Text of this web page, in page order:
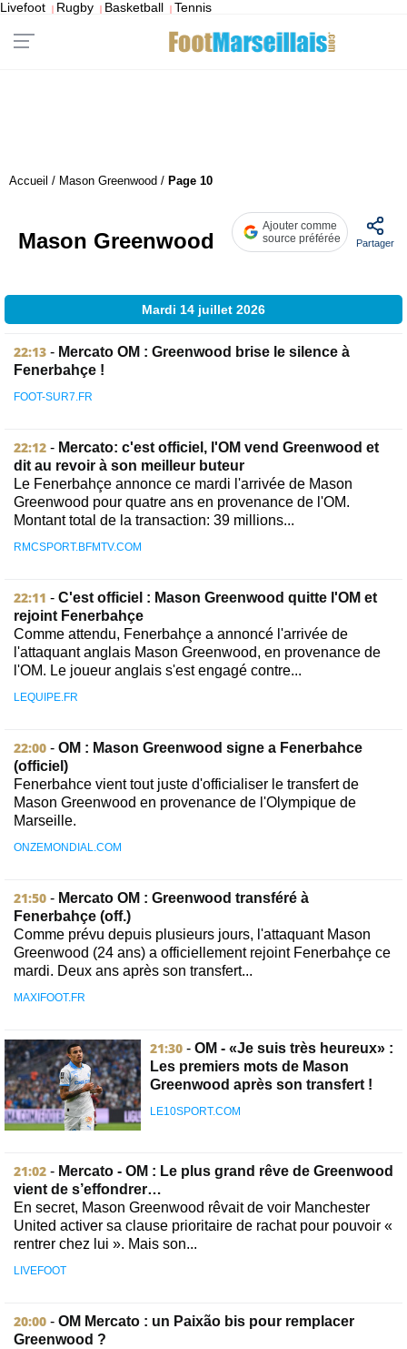
Livefoot | Rugby | Basketball | Tennis
Accueil / Mason Greenwood / Page 10
Mason Greenwood
Ajouter comme
source préférée
Partager
Mardi 14 juillet 2026
22:13 - Mercato OM : Greenwood brise le silence à
Fenerbahçe !
FOOT-SUR7.FR
22:12 - Mercato: c'est officiel, l'OM vend Greenwood et
dit au revoir à son meilleur buteur
Le Fenerbahçe annonce ce mardi l'arrivée de Mason
Greenwood pour quatre ans en provenance de l'OM.
Montant total de la transaction: 39 millions...
RMCSPORT.BFMTV.COM
22:11 - C'est officiel : Mason Greenwood quitte l'OM et
rejoint Fenerbahçe
Comme attendu, Fenerbahçe a annoncé l'arrivée de
l'attaquant anglais Mason Greenwood, en provenance de
l'OM. Le joueur anglais s'est engagé contre...
LEQUIPE.FR
22:00 - OM : Mason Greenwood signe a Fenerbahce
(officiel)
Fenerbahce vient tout juste d'officialiser le transfert de
Mason Greenwood en provenance de l'Olympique de
Marseille.
ONZEMONDIAL.COM
21:50 - Mercato OM : Greenwood transféré à
Fenerbahçe (off.)
Comme prévu depuis plusieurs jours, l'attaquant Mason
Greenwood (24 ans) a officiellement rejoint Fenerbahçe ce
mardi. Deux ans après son transfert...
MAXIFOOT.FR
21:30 - OM - «Je suis très heureux» :
Les premiers mots de Mason
Greenwood après son transfert !
LE10SPORT.COM
21:02 - Mercato - OM : Le plus grand rêve de Greenwood
vient de s’effondrer…
En secret, Mason Greenwood rêvait de voir Manchester
United activer sa clause prioritaire de rachat pour pouvoir «
rentrer chez lui ». Mais son...
LIVEFOOT
20:00 - OM Mercato : un Paixão bis pour remplacer
Greenwood ?